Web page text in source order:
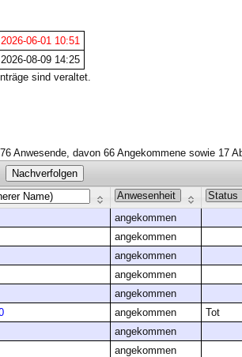
2026-06-01 10:51
2026-08-09 14:25
sind veraltet.
Anwesende, davon 66 Angekommene sowie 17
Nachverfolgen
angekommen
angekommen
angekommen
angekommen
angekommen
angekommen
Tot
angekommen
angekommen